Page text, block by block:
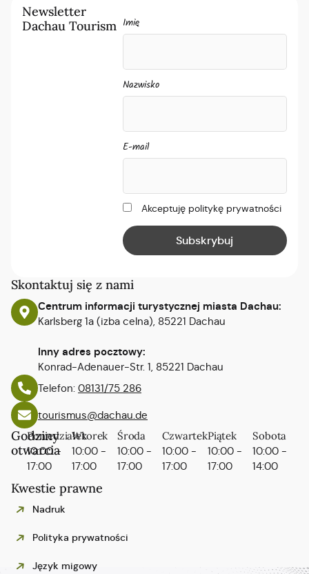
Skontaktuj się z nami
Centrum informacji turystycznej miasta Dachau:
Karlsberg 1a (izba celna), 85221 Dachau
Inny adres pocztowy:
Konrad-Adenauer-Str. 1, 85221 Dachau
Telefon: 08131/75 286
tourismus@dachau.de
Godziny
otwarcia
Poniedziałek
10:00 -
17:00
Wtorek
10:00 -
17:00
Środa
10:00 -
17:00
Czwartek
10:00 -
17:00
Piątek
10:00 -
17:00
Sobota
10:00 -
14:00
Kwestie prawne
Nadruk
Polityka prywatności
Język migowy
Newsletter
Dachau Tourism Imię
Nazwisko
E-mail
Akceptuję politykę prywatności